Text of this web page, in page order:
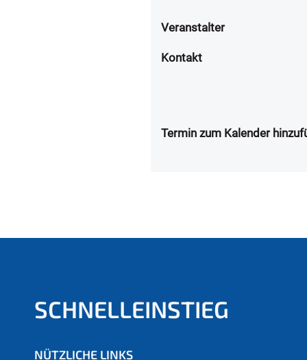
Veranstalter
Kontakt
Termin zum Kalender
SCHNELLEINSTIEG
NÜTZLICHE LINKS